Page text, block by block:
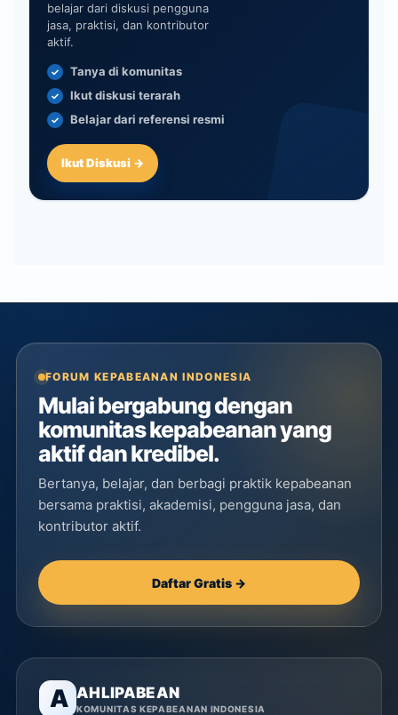
belajar dari diskusi pengguna
jasa, praktisi, dan kontributor
aktif.
Tanya di komunitas
Ikut diskusi terarah
Belajar dari referensi resmi
Ikut Diskusi →
FORUM KEPABEANAN INDONESIA
Mulai bergabung dengan
komunitas kepabeanan yang
aktif dan kredibel.
Bertanya, belajar, dan berbagi praktik kepabeanan
bersama praktisi, akademisi, pengguna jasa, dan
kontributor aktif.
Daftar Gratis →
A AHLIPABEAN
KOMUNITAS KEPABEANAN INDONESIA